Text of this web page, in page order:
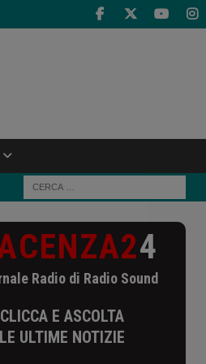
4
Radio di Radio Sound
CLICCA E ASCOLTA
LE ULTIME NOTIZIE